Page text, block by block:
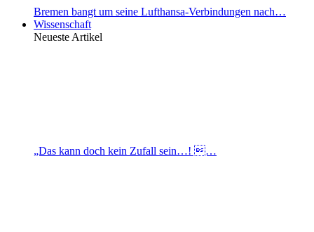
Bremen bangt um seine Lufthansa-Verbindungen nach…
Wissenschaft
Neueste Artikel
„Das kann doch kein Zufall sein…! …